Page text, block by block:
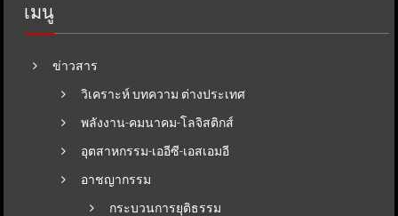
เมนู
ข่าวสาร
วิเคราะห์ บทความ ต่างประเทศ
พลังงาน-คมนาคม-โลจิสติกส์
อุตสาหกรรม-เออีซี-เอสเอมอี
อาชญากรรม
กระบวนการยุติธรรม